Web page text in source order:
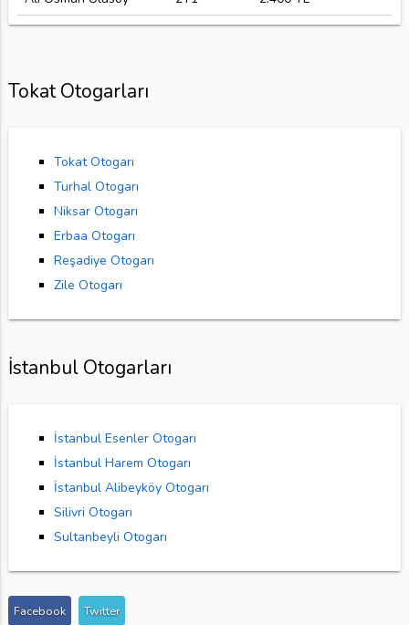
Tokat Otogarları
Tokat Otogarı
Turhal Otogarı
Niksar Otogarı
Erbaa Otogarı
Reşadiye Otogarı
Zile Otogarı
İstanbul Otogarları
İstanbul Esenler Otogarı
İstanbul Harem Otogarı
İstanbul Alibeyköy Otogarı
Silivri Otogarı
Sultanbeyli Otogarı
Facebook Twitter